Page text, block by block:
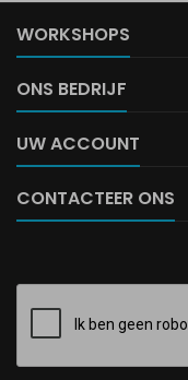
WORKSHOPS
ONS BEDRIJF
UW ACCOUNT
CONTACTEER ONS